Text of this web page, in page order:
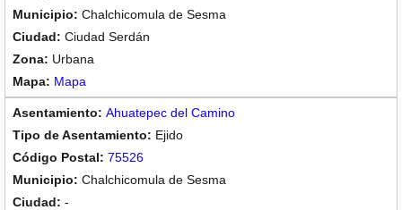
Chalchicomula de Sesma
Ciudad Serdán
Urbana
Mapa
Ahuatepec del Camino
Ejido
75526
Chalchicomula de Sesma
-